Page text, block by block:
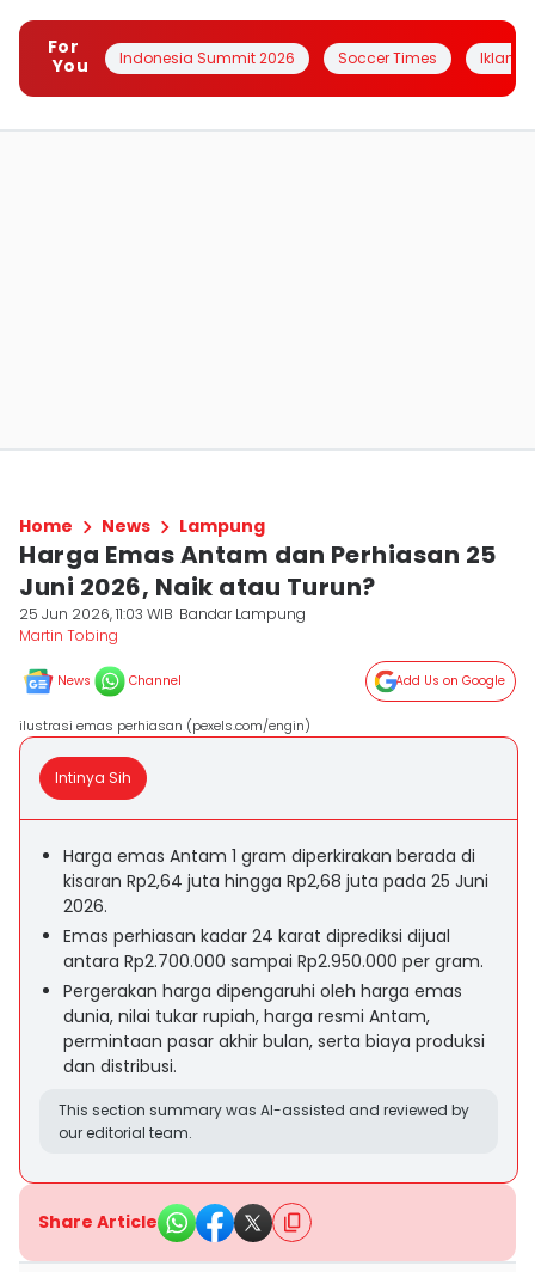
For
You
Indonesia Summit 2026 Soccer Times Iklanin
Home News Lampung
Harga Emas Antam dan Perhiasan 25
Juni 2026, Naik atau Turun?
25 Jun 2026, 11:03 WIB Bandar Lampung
Martin Tobing
News Channel Add Us on Google
ilustrasi emas perhiasan (pexels.com/engin)
Intinya Sih
Harga emas Antam 1 gram diperkirakan berada di
kisaran Rp2,64 juta hingga Rp2,68 juta pada 25 Juni
2026.
Emas perhiasan kadar 24 karat diprediksi dijual
antara Rp2.700.000 sampai Rp2.950.000 per gram.
Pergerakan harga dipengaruhi oleh harga emas
dunia, nilai tukar rupiah, harga resmi Antam,
permintaan pasar akhir bulan, serta biaya produksi
dan distribusi.
This section summary was AI-assisted and reviewed by
our editorial team.
Share Article